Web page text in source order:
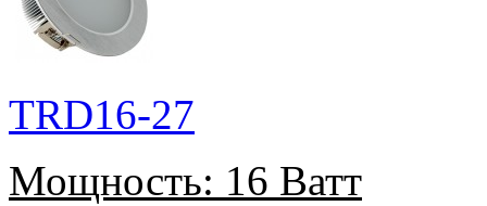
TRD16-27
Мощность: 16 Ватт